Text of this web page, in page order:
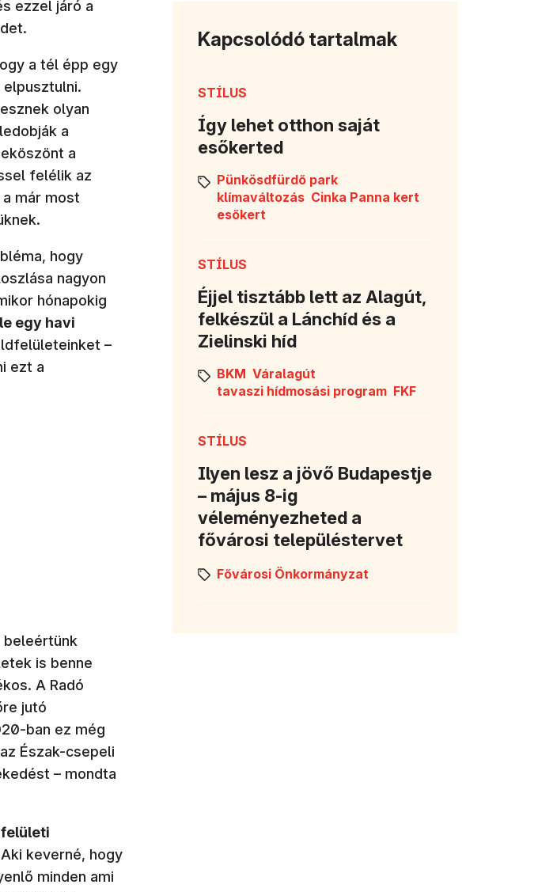
ezzel járó a
a tél épp egy
olyan
a
a
felélik az
már most
hogy
nagyon
hónapokig
egy havi
–
ezt a
is benne
A Radó
jutó
ban ez még
Észak-csepeli
– mondta
keverné, hogy
minden ami
Kapcsolódó tartalmak
STÍLUS
Így lehet otthon saját
esőkerted
Pünkösdfürdő park
klímaváltozás Cinka Panna kert
esőkert
STÍLUS
Éjjel tisztább lett az Alagút,
felkészül a Lánchíd és a
Zielinski híd
BKM Váralagút
tavaszi hídmosási program FKF
STÍLUS
Ilyen lesz a jövő Budapestje
– május 8-ig
véleményezheted a
fővárosi településtervet
Fővárosi Önkormányzat